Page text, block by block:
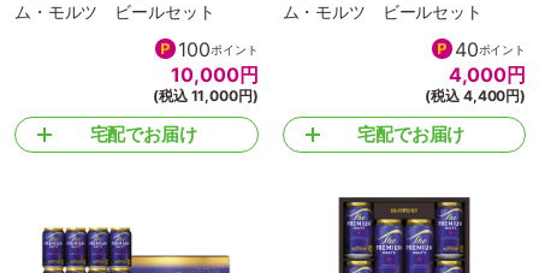
ム・モルツ ビールセット
100ポイント
10,000円
(税込 11,000円)
宅配でお届け
ム・モルツ ビールセット
40ポイント
4,000円
(税込 4,400円)
宅配でお届け